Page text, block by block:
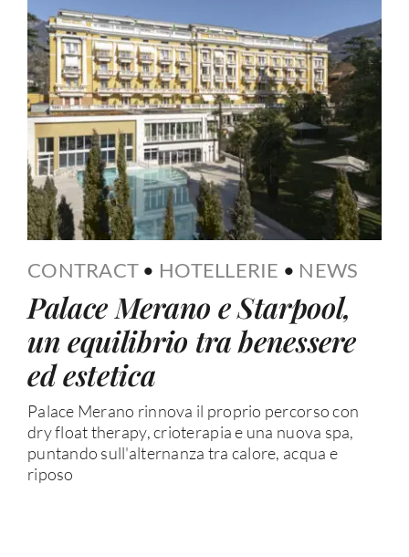
CONTRACT • HOTELLERIE • NEWS
Palace Merano e Starpool,
un equilibrio tra benessere
ed estetica
Palace Merano rinnova il proprio percorso con
dry float therapy, crioterapia e una nuova spa,
puntando sull'alternanza tra calore, acqua e
riposo